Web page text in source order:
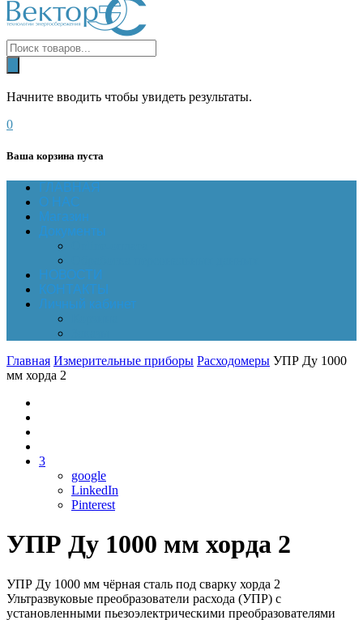
Начните вводить чтобы увидеть результаты.
0
Ваша корзина пуста
ГЛАВНАЯ
О НАС
Магазин
Документы
НОВОСТИ
КОНТАКТЫ
Личный кабинет
Главная Измерительные приборы Расходомеры УПР Ду 1000
мм хорда 2
3
google
LinkedIn
Pinterest
УПР Ду 1000 мм хорда 2
УПР Ду 1000 мм чёрная сталь под сварку хорда 2
Ультразвуковые преобразователи расхода (УПР) с
установленными пьезоэлектрическими преобразователями